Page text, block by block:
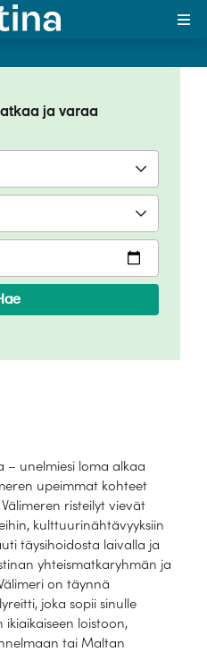
risteilyt
upeita kaupunkeja
ja varaa
– unelmiesi loma alkaa
upeimmat kohteet
risteilyt vievät
kulttuurinähtävyyksiin
täysihoidosta laivalla ja
yhteismatkaryhmän ja
on täynnä
joka sopii sinulle
loistoon,
tai Maltan